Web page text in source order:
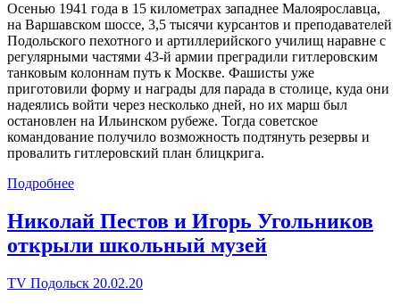
Осенью 1941 года в 15 километрах западнее Малоярославца,
на Варшавском шоссе, 3,5 тысячи курсантов и преподавателей
Подольского пехотного и артиллерийского училищ наравне с
регулярными частями 43-й армии преградили гитлеровским
танковым колоннам путь к Москве. Фашисты уже
приготовили форму и награды для парада в столице, куда они
надеялись войти через несколько дней, но их марш был
остановлен на Ильинском рубеже. Тогда советское
командование получило возможность подтянуть резервы и
провалить гитлеровский план блицкрига.
Подробнее
Николай Пестов и Игорь Угольников
открыли школьный музей
TV Подольск 20.02.20